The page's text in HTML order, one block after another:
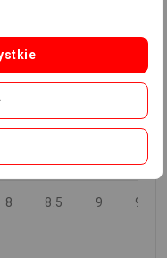
41
3
2/3
1/3
27,5
9
8 8.5 9 9.5